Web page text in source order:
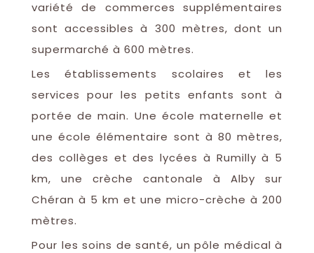
variété de commerces supplémentaires
sont accessibles à 300 mètres, dont un
supermarché à 600 mètres.
Les établissements scolaires et les
services pour les petits enfants sont à
portée de main. Une école maternelle et
une école élémentaire sont à 80 mètres,
des collèges et des lycées à Rumilly à 5
km, une crèche cantonale à Alby sur
Chéran à 5 km et une micro-crèche à 200
mètres.
Pour les soins de santé, un pôle médical à